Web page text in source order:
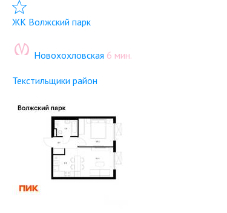
Добавить в избранное
ЖК Волжский парк
Новохохловская 6 мин.
Текстильщики район